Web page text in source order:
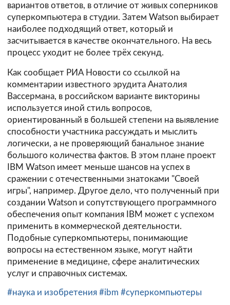
вариантов ответов, в отличие от живых соперников
суперкомпьютера в студии. Затем Watson выбирает
наиболее подходящий ответ, который и
засчитывается в качестве окончательного. На весь
процесс уходит не более трёх секунд.
Как сообщает РИА Новости со ссылкой на
комментарии известного эрудита Анатолия
Вассермана, в российском варианте викторины
используется иной стиль вопросов,
ориентированный в большей степени на выявление
способности участника рассуждать и мыслить
логически, а не проверяющий банальное знание
большого количества фактов. В этом плане проект
IBM Watson имеет меньше шансов на успех в
сражении с отечественными знатоками "Своей
игры", например. Другое дело, что полученный при
создании Watson и сопутствующего программного
обеспечения опыт компания IBM может с успехом
применить в коммерческой деятельности.
Подобные суперкомпьютеры, понимающие
вопросы на естественном языке, могут найти
применение в медицине, сфере аналитических
услуг и справочных системах.
#наука и изобретения #ibm #суперкомпьютеры